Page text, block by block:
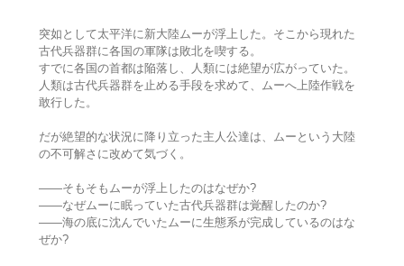
突如として太平洋に新大陸ムーが浮上した。そこから現れた
古代兵器群に各国の軍隊は敗北を喫する。
すでに各国の首都は陥落し、人類には絶望が広がっていた。
人類は古代兵器群を止める手段を求めて、ムーへ上陸作戦を
敢行した。
だが絶望的な状況に降り立った主人公達は、ムーという大陸
の不可解さに改めて気づく。
――そもそもムーが浮上したのはなぜか?
――なぜムーに眠っていた古代兵器群は覚醒したのか?
――海の底に沈んでいたムーに生態系が完成しているのはな
ぜか?